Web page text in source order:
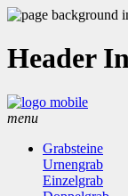
Header
menu
Grabsteine
Urnengrab
Einzelgrab